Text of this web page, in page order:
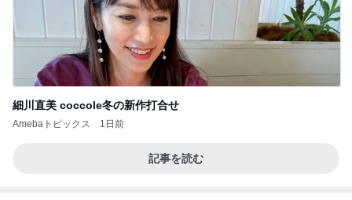
細川直美 coccole冬の新作打合せ
Amebaトピックス 1日前
記事を読む